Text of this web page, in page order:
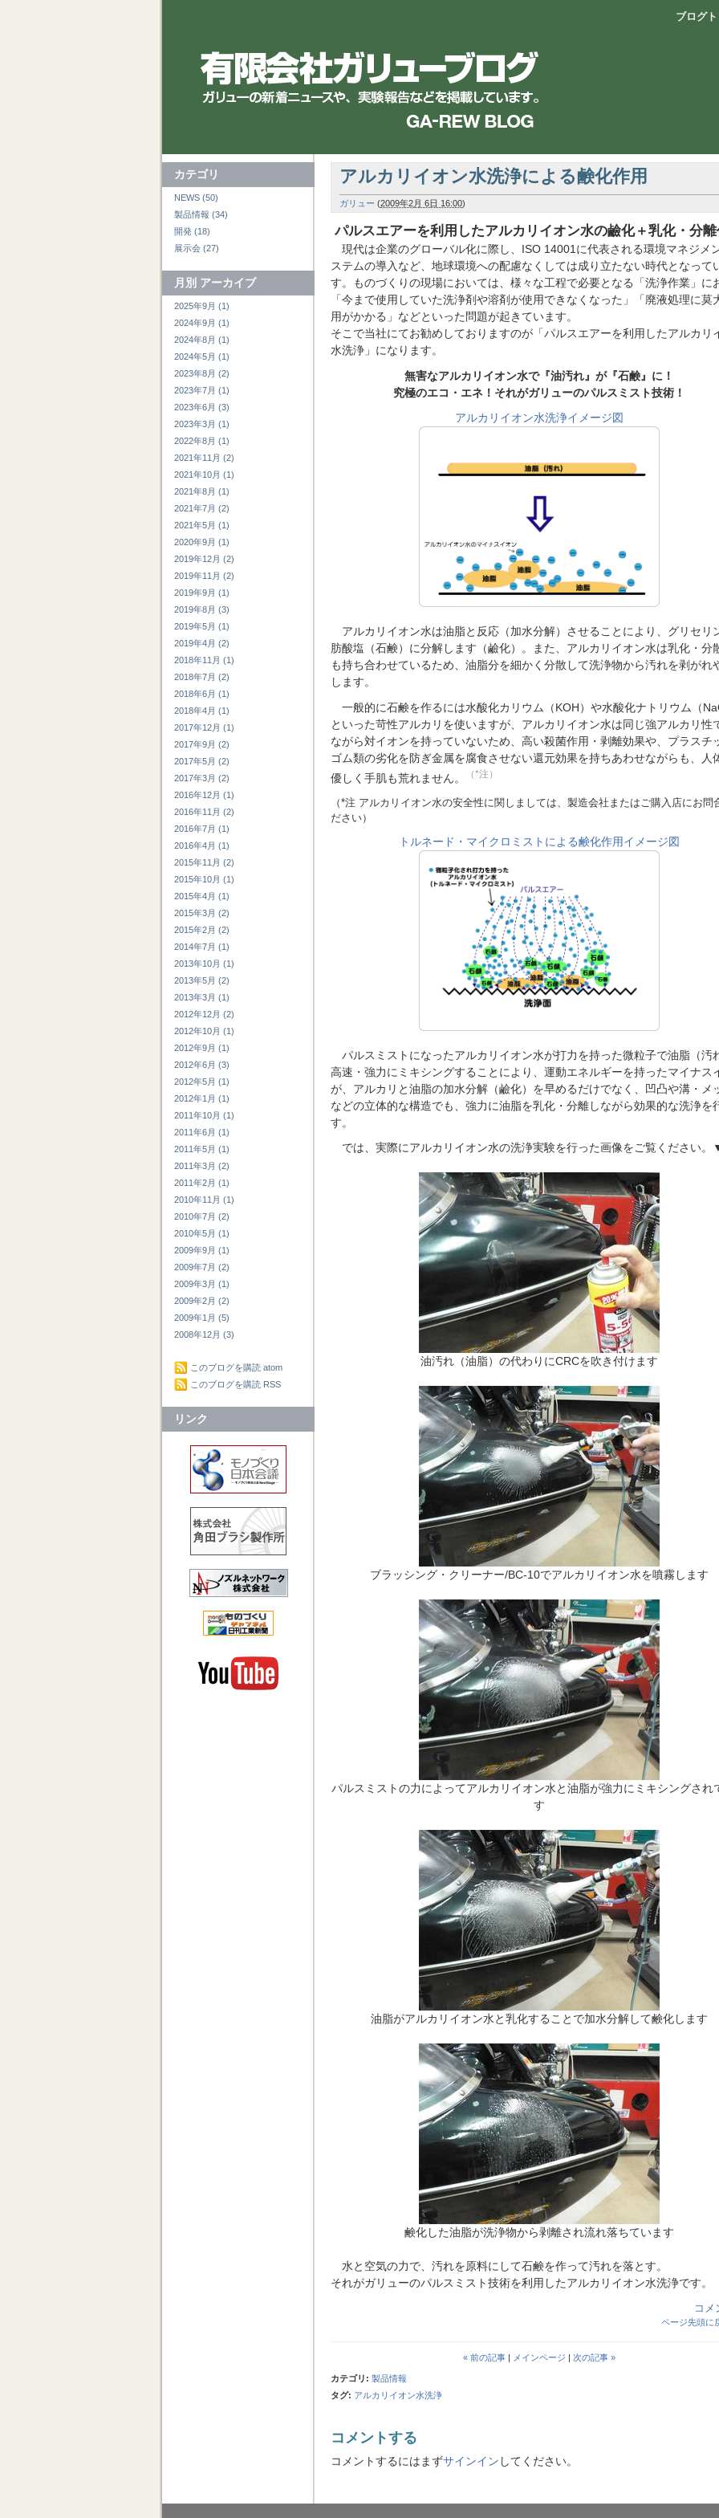
ブログ
アルカリイオン水洗浄による鹸化作用
ガリュー (2009年2月 6日 16:00)
パルスエアーを利用したアルカリイオン水の鹼化＋乳化・分
現代は企業のグローバル化に際し、ISO 14001に代表される環境マネジメ
ステムの導入など、地球環境への配慮なくしては成り立たない時代となって
す。ものづくりの現場においては、様々な工程で必要となる「洗浄作業」に
「今まで使用していた洗浄剤や溶剤が使用できなくなった」「廃液処理に莫
用がかかる」などといった問題が起きています。
そこで当社にてお勧めしておりますのが「パルスエアーを利用したアルカリ
水洗浄」になります。
無害なアルカリイオン水で『油汚れ』が『石鹸』に！
究極のエコ・エネ！それがガリューのパルスミスト技術！
アルカリイオン水洗浄イメージ図
アルカリイオン水は油脂と反応（加水分解）させることにより、グリセリ
肪酸塩（石鹸）に分解します（鹼化）。また、アルカリイオン水は乳化・分
も持ち合わせているため、油脂分を細かく分散して洗浄物から汚れを剥がれ
します。
一般的に石鹸を作るには水酸化カリウム（KOH）や水酸化ナトリウム（
といった苛性アルカリを使いますが、アルカリイオン水は同じ強アルカリ性
ながら対イオンを持っていないため、高い殺菌作用・剥離効果や、プラスチ
ゴム類の劣化を防ぎ金属を腐食させない還元効果を持ちあわせながらも、人
優しく手肌も荒れません。
（*注）
（*注 アルカリイオン水の安全性に関しましては、製造会社またはご購入店にお問
ださい）
トルネード・マイクロミストによる鹸化作用イメージ図
パルスミストになったアルカリイオン水が打力を持った微粒子で油脂（汚
高速・強力にミキシングすることにより、運動エネルギーを持ったマイナス
が、アルカリと油脂の加水分解（鹼化）を早めるだけでなく、凹凸や溝・メ
などの立体的な構造でも、強力に油脂を乳化・分離しながら効果的な洗浄を
す。
では、実際にアルカリイオン水の洗浄実験を行った画像をご覧ください
油汚れ（油脂）の代わりにCRCを吹き付けます
ブラッシング・クリーナー/BC-10でアルカリイオン水を噴霧します
パルスミストの力によってアルカリイオン水と油脂が強力にミキシングされ
す
油脂がアルカリイオン水と乳化することで加水分解して鹸化します
鹸化した油脂が洗浄物から剥離され流れ落ちています
水と空気の力で、汚れを原料にして石鹸を作って汚れを落とす。
それがガリューのパルスミスト技術を利用したアルカリイオン水洗浄です。
コメ
ページ先頭に
« 前の記事 | メインページ | 次の記事 »
カテゴリ : 製品情報
タグ: アルカリイオン水洗浄
コメントする
コメントするにはまずサインイン してください。
カテゴリ
NEWS (50)
製品情報 (34)
開発 (18)
展示会 (27)
月別アーカイブ
2025年9月 (1)
2024年9月 (1)
2024年8月 (1)
2024年5月 (1)
2023年8月 (2)
2023年7月 (1)
2023年6月 (3)
2023年3月 (1)
2022年8月 (1)
2021年11月 (2)
2021年10月 (1)
2021年8月 (1)
2021年7月 (2)
2021年5月 (1)
2020年9月 (1)
2019年12月 (2)
2019年11月 (2)
2019年9月 (1)
2019年8月 (3)
2019年5月 (1)
2019年4月 (2)
2018年11月 (1)
2018年7月 (2)
2018年6月 (1)
2018年4月 (1)
2017年12月 (1)
2017年9月 (2)
2017年5月 (2)
2017年3月 (2)
2016年12月 (1)
2016年11月 (2)
2016年7月 (1)
2016年4月 (1)
2015年11月 (2)
2015年10月 (1)
2015年4月 (1)
2015年3月 (2)
2015年2月 (2)
2014年7月 (1)
2013年10月 (1)
2013年5月 (2)
2013年3月 (1)
2012年12月 (2)
2012年10月 (1)
2012年9月 (1)
2012年6月 (3)
2012年5月 (1)
2012年1月 (1)
2011年10月 (1)
2011年6月 (1)
2011年5月 (1)
2011年3月 (2)
2011年2月 (1)
2010年11月 (1)
2010年7月 (2)
2010年5月 (1)
2009年9月 (1)
2009年7月 (2)
2009年3月 (1)
2009年2月 (2)
2009年1月 (5)
2008年12月 (3)
このブログを購読 atom
このブログを購読 RSS
リンク
株式会社角田ブラシ製作所
ノズルネットワーク株式会社
中小企業×ものづくり情報の宝庫 ものづくりチャンネル
Youtube ガリューチャンネル